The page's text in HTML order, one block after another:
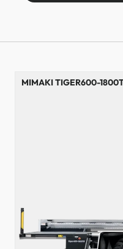
MIMAKI TIGER600-